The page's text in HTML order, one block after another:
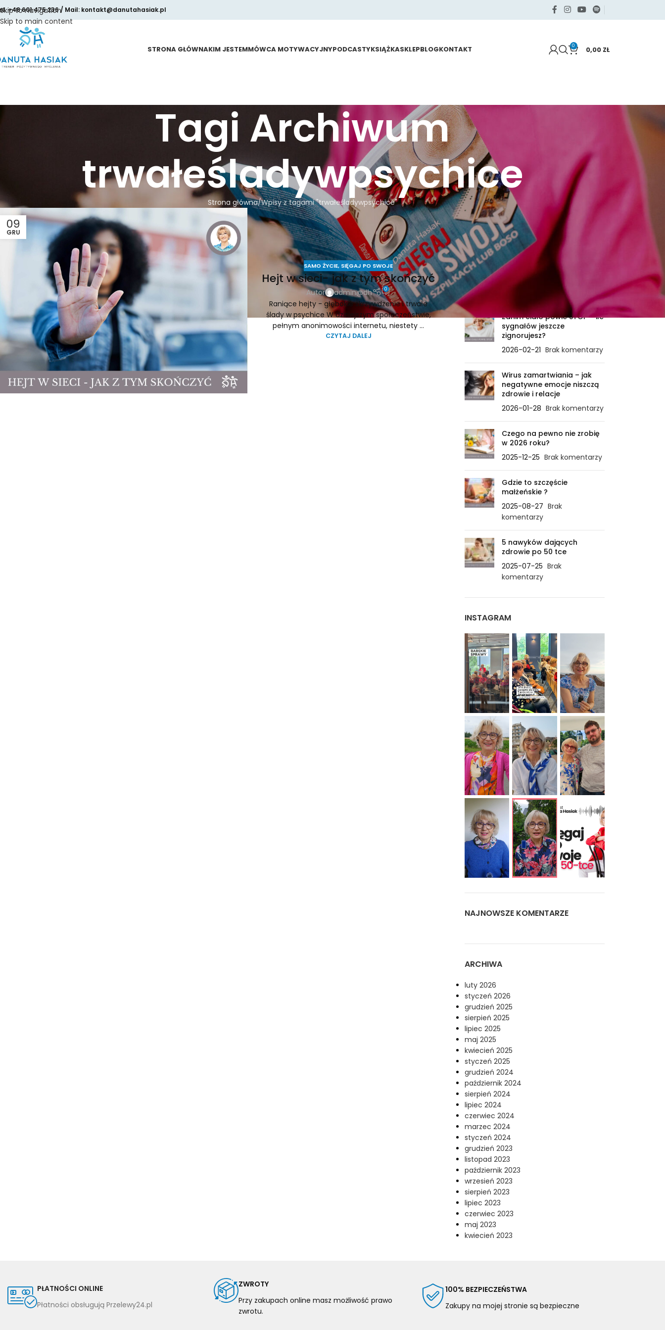
Skip to navigation
Skip to main content
+48 601 475 236 / Mail: kontakt@danutahasiak.pl
STRONA GŁÓWNAKIM JESTEMMÓWCA MOTYWACYJNYPODCASTYKSIĄŻKASKLEPBLOGKONTAKT 0 0,00 ZŁ
Tagi Archiwum
trwałeśladywpsychice
Strona główna Wpisy z tagami "trwałeśladywpsychice"
09
GRU
SAMO ŻYCIE, SIĘGAJ PO SWOJE
Hejt w sieci- jak z tym skończyć
Autor admin@dh 0
Raniące hejty - głębokie skrzywdzenie i trwałe
ślady w psychice W dzisiejszym społeczeństwie,
pełnym anonimowości internetu, niestety ...
CZYTAJ DALEJ
KATEGORIE
Samo życie
Sięgaj po swoje
Zdrowie
OSTATNIE WPISY
Zanim ciało powie STOP – ile
sygnałów jeszcze
zignorujesz?
2026-02-21 Brak komentarzy
Wirus zamartwiania – jak
negatywne emocje niszczą
zdrowie i relacje
2026-01-28 Brak komentarzy
Czego na pewno nie zrobię
w 2026 roku?
2025-12-25 Brak komentarzy
Gdzie to szczęście
małżeńskie ?
2025-08-27 Brak
komentarzy
5 nawyków dających
zdrowie po 50 tce
2025-07-25 Brak
komentarzy
INSTAGRAM
NAJNOWSZE KOMENTARZE
ARCHIWA
luty 2026
styczeń 2026
grudzień 2025
sierpień 2025
lipiec 2025
maj 2025
kwiecień 2025
styczeń 2025
grudzień 2024
październik 2024
sierpień 2024
lipiec 2024
czerwiec 2024
marzec 2024
styczeń 2024
grudzień 2023
listopad 2023
październik 2023
wrzesień 2023
sierpień 2023
lipiec 2023
czerwiec 2023
maj 2023
kwiecień 2023
PŁATNOŚCI ONLINE
Płatności obsługują Przelewy24.pl
ZWROTY
Przy zakupach online masz możliwość prawo
zwrotu.
100% BEZPIECZEŃSTWA
Zakupy na mojej stronie są bezpieczne